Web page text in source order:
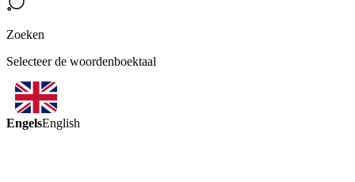
Zoeken
Selecteer de woordenboektaal
EngelsEnglish